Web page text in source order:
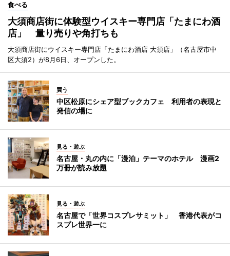
食べる
大須商店街に体験型ウイスキー専門店「たまにわ酒
店」 量り売りや角打ちも
大須商店街にウイスキー専門店「たまにわ酒店 大須店」（名古屋市中
区大須2）が8月6日、オープンした。
買う
中区松原にシェア型ブックカフェ 利用者の表現と
発信の場に
見る・遊ぶ
名古屋・丸の内に「漫泊」テーマのホテル 漫画2
万冊が読み放題
見る・遊ぶ
名古屋で「世界コスプレサミット」 香港代表がコ
スプレ世界一に